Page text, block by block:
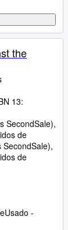
the
13:
SecondSale),
de
SecondSale),
de
Usado -